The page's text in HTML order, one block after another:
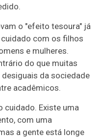
o "efeito tesoura" já
com os filhos
e mulheres.
do que muitas
da sociedade
acadêmicos.
cuidado. Existe uma
com uma
a gente está longe